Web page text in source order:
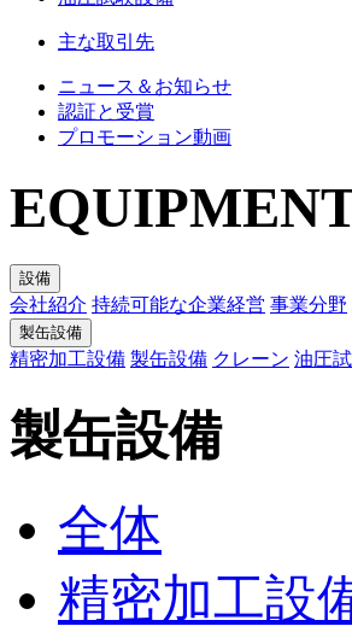
主な取引先
ニュース＆お知らせ
認証と受賞
プロモーション動画
設備
会社紹介 持続可能な企業経営 事業分野
製缶設備
精密加工設備 製缶設備 クレーン 油圧
製缶設備
全体
精密加工設